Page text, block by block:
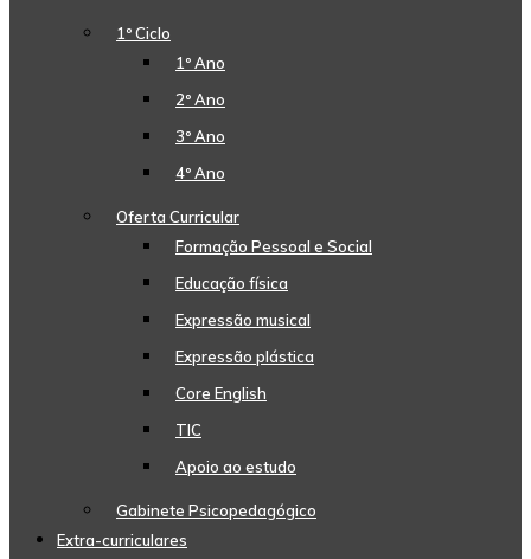
1º Ciclo
1º Ano
2º Ano
3º Ano
4º Ano
Oferta Curricular
Formação Pessoal e Social
Educação física
Expressão musical
Expressão plástica
Core English
TIC
Apoio ao estudo
Gabinete Psicopedagógico
Extra-curriculares